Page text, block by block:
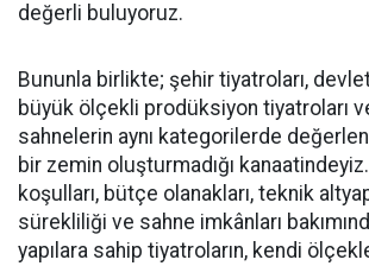
değerli buluyoruz.
Bununla birlikte; şehir tiyatroları,
büyük ölçekli prodüksiyon tiyatroları
sahnelerin aynı kategorilerde
bir zemin oluşturmadığı
koşulları, bütçe olanakları, teknik
sürekliliği ve sahne imkânları
yapılara sahip tiyatroların, kendi